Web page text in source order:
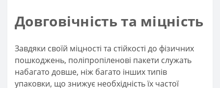
Довговічність та міцність
Завдяки своїй міцності та стійкості до фізичних
пошкоджень, поліпропіленові пакети служать
набагато довше, ніж багато інших типів
упаковки, що знижує необхідність їх частої